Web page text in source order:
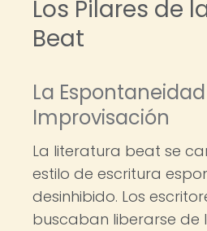
Los Pilares de
Beat
La
Improvisación
La literatura beat se
estilo de escritura
desinhibido. Los
buscaban liberarse de